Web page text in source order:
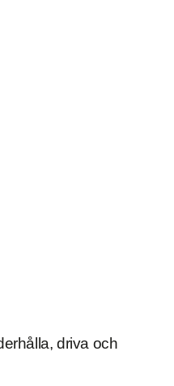
driva och